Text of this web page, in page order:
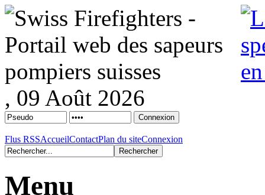
, 09 Août 2026
Flus RSSAccueilContactPlan du siteConnexion
Menu